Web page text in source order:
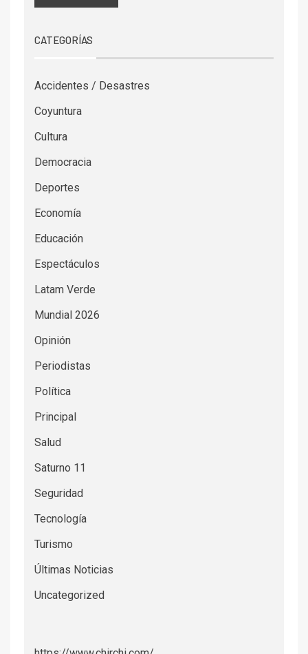
CATEGORÍAS
Accidentes / Desastres
Coyuntura
Cultura
Democracia
Deportes
Economía
Educación
Espectáculos
Latam Verde
Mundial 2026
Opinión
Periodistas
Política
Principal
Salud
Saturno 11
Seguridad
Tecnología
Turismo
Últimas Noticias
Uncategorized